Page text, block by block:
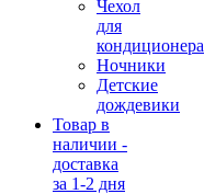
Чехол
для
кондиционера
Ночники
Детские
дождевики
Товар в
наличии -
доставка
за 1-2 дня